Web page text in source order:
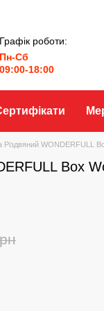
Графік роботи:
Пн-Сб
09:00-18:00
Різдвяний WONDERFULL
Box